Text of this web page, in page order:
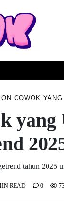
COWOK
tahun 2025
READ 0